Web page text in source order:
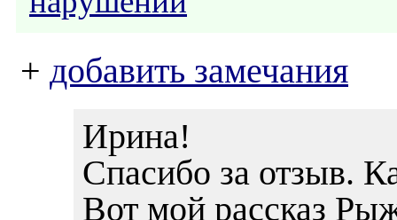
+ добавить замечания
Ирина!
Спасибо за отзыв.
Вот мой рассказ